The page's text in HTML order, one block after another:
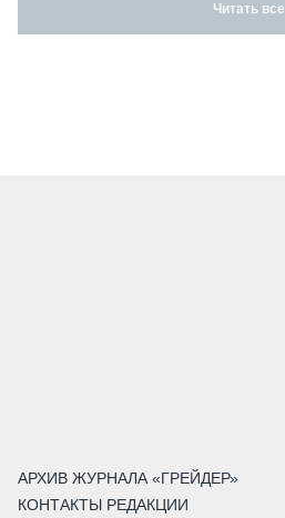
Читать все
АРХИВ ЖУРНАЛА «ГРЕЙДЕР»
КОНТАКТЫ РЕДАКЦИИ